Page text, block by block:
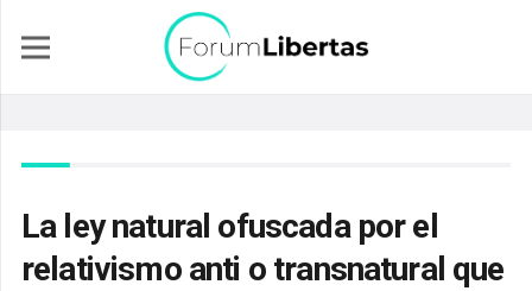
La ley natural ofuscada por el
relativismo anti o transnatural que